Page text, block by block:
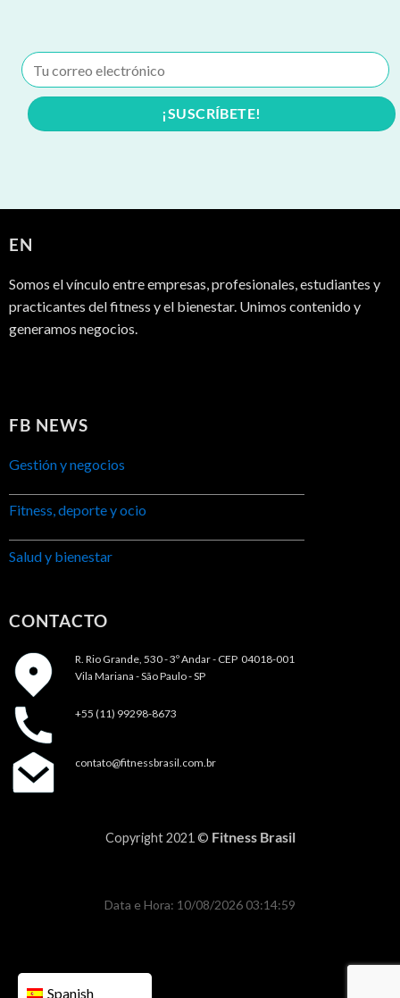
EN
Somos el vínculo entre empresas, profesionales, estudiantes y
practicantes del fitness y el bienestar. Unimos contenido y
generamos negocios.
FB NEWS
Gestión y negocios
Fitness, deporte y ocio
Salud y bienestar
CONTACTO
R. Rio Grande, 530 - 3º Andar - CEP 04018-001
Vila Mariana - São Paulo - SP
+55 (11) 99298-8673
contato@fitnessbrasil.com.br
Copyright 2021 © Fitness Brasil
Data e Hora: 10/08/2026 03:14:59
Spanish